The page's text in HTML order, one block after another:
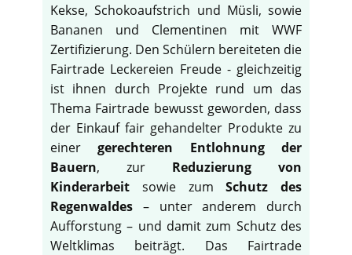
Kekse, Schokoaufstrich und Müsli, sowie
Bananen und Clementinen mit WWF
Zertifizierung. Den Schülern bereiteten die
Fairtrade Leckereien Freude - gleichzeitig
ist ihnen durch Projekte rund um das
Thema Fairtrade bewusst geworden, dass
der Einkauf fair gehandelter Produkte zu
einergerechteren Entlohnung der
Bauern, zur Reduzierung von
Kinderarbeit sowie zumSchutz des
Regenwaldes – unter anderem durch
Aufforstung – und damit zum Schutz des
Weltklimas beiträgt. Das Fairtrade